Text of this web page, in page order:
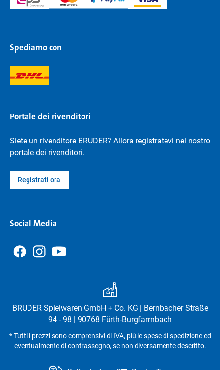
Spediamo con
Portale dei rivenditori
Siete un rivenditore BRUDER? Allora registratevi nel nostro
portale dei rivenditori.
Registrati ora
Social Media
BRUDER Spielwaren GmbH + Co. KG | Bernbacher Straße
94 - 98 | 90768 Fürth-Burgfarrnbach
* Tutti i prezzi sono comprensivi di IVA, più le spese di spedizione ed
eventualmente di contrassegno, se non diversamente descritto.